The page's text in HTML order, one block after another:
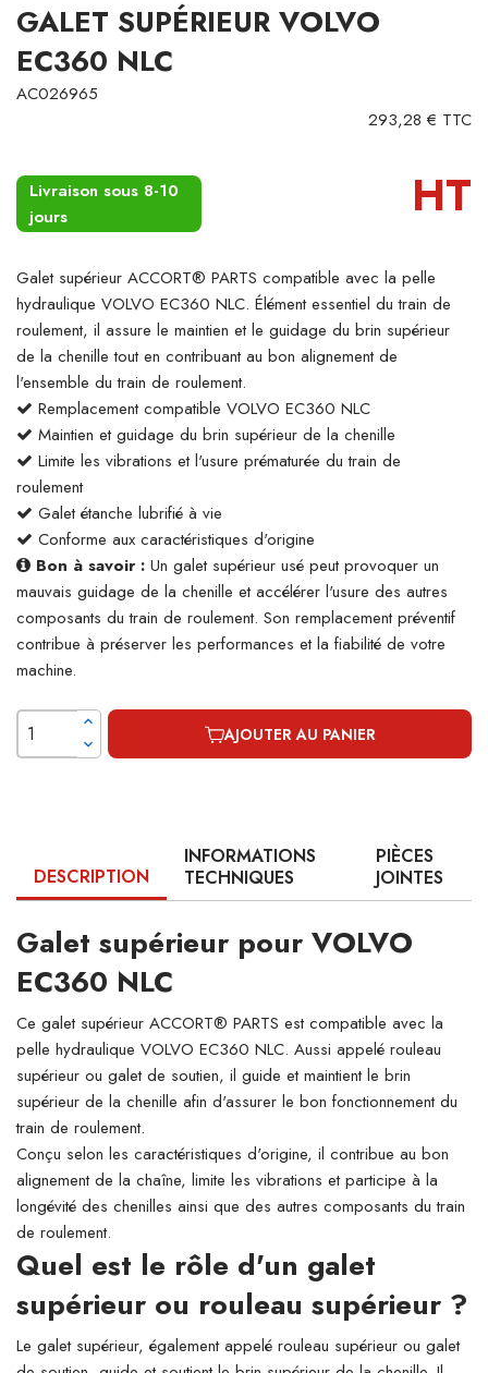
GALET SUPÉRIEUR VOLVO
EC360 NLC
AC026965
293,28 € TTC
Livraison sous 8-10
jours
HT
Galet supérieur ACCORT® PARTS compatible avec la pelle
hydraulique VOLVO EC360 NLC. Élément essentiel du train de
roulement, il assure le maintien et le guidage du brin supérieur
de la chenille tout en contribuant au bon alignement de
l'ensemble du train de roulement.
Remplacement compatible VOLVO EC360 NLC
Maintien et guidage du brin supérieur de la chenille
Limite les vibrations et l'usure prématurée du train de
roulement
Galet étanche lubrifié à vie
Conforme aux caractéristiques d'origine
Bon à savoir : Un galet supérieur usé peut provoquer un
mauvais guidage de la chenille et accélérer l'usure des autres
composants du train de roulement. Son remplacement préventif
contribue à préserver les performances et la fiabilité de votre
machine.
AJOUTER AU PANIER
DESCRIPTION
INFORMATIONS
TECHNIQUES
PIÈCES
JOINTES
Galet supérieur pour VOLVO
EC360 NLC
Ce galet supérieur ACCORT® PARTS est compatible avec la
pelle hydraulique VOLVO EC360 NLC. Aussi appelé rouleau
supérieur ou galet de soutien, il guide et maintient le brin
supérieur de la chenille afin d'assurer le bon fonctionnement du
train de roulement.
Conçu selon les caractéristiques d'origine, il contribue au bon
alignement de la chaîne, limite les vibrations et participe à la
longévité des chenilles ainsi que des autres composants du train
de roulement.
Quel est le rôle d'un galet
supérieur ou rouleau supérieur ?
Le galet supérieur, également appelé rouleau supérieur ou galet